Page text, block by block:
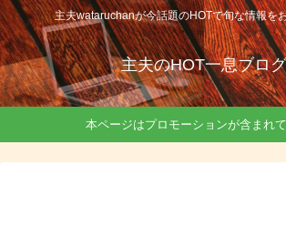
主夫wataruchanが今話題のHOTで旬な情報を
主夫のHOT一息ブログ
本ページはプロモーションが含まれ